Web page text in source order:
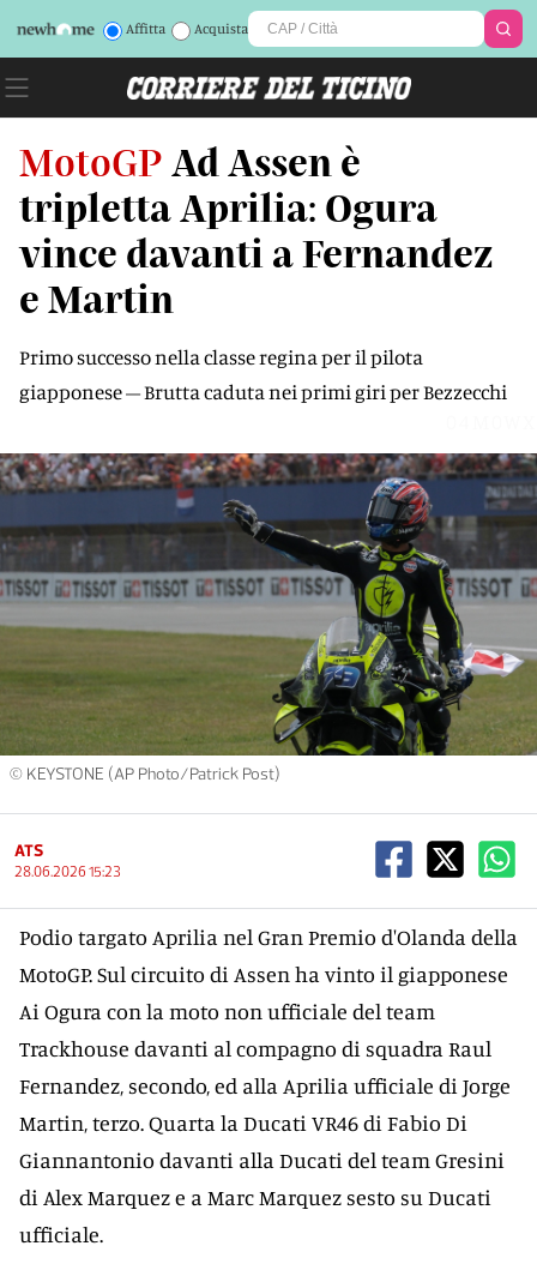
Affitta Acquista
MotoGP Ad Assen è
tripletta Aprilia: Ogura
vince davanti a Fernandez
e Martin
Primo successo nella classe regina per il pilota
giapponese – Brutta caduta nei primi giri per Bezzecchi
© KEYSTONE (AP Photo/Patrick Post)
ATS
28.06.2026 15:23
Podio targato Aprilia nel Gran Premio d'Olanda della
MotoGP. Sul circuito di Assen ha vinto il giapponese
Ai Ogura con la moto non ufficiale del team
Trackhouse davanti al compagno di squadra Raul
Fernandez, secondo, ed alla Aprilia ufficiale di Jorge
Martin, terzo. Quarta la Ducati VR46 di Fabio Di
Giannantonio davanti alla Ducati del team Gresini
di Alex Marquez e a Marc Marquez sesto su Ducati
ufficiale.